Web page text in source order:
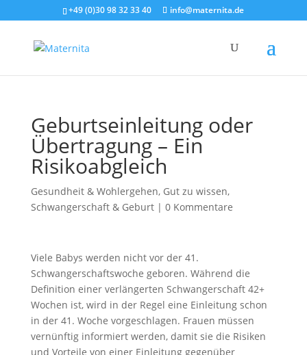
+49 (0)30 98 32 33 40 info@maternita.de
Geburtseinleitung oder
Übertragung – Ein
Risikoabgleich
Gesundheit & Wohlergehen, Gut zu wissen,
Schwangerschaft & Geburt| 0 Kommentare
Viele Babys werden nicht vor der 41.
Schwangerschaftswoche geboren. Während die
Definition einer verlängerten Schwangerschaft 42+
Wochen ist, wird in der Regel eine Einleitung schon
in der 41. Woche vorgeschlagen. Frauen müssen
vernünftig informiert werden, damit sie die Risiken
und Vorteile von einer Einleitung gegenüber